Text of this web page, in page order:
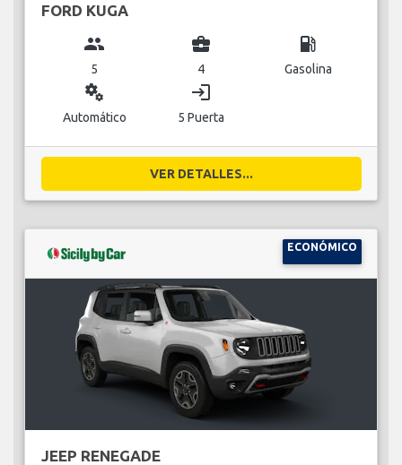
FORD KUGA
group
5
business_center
4
local_gas_station
Gasolina
miscellaneous_services
Automático
login
5 Puerta
VER DETALLES...
ECONÓMICO
JEEP RENEGADE